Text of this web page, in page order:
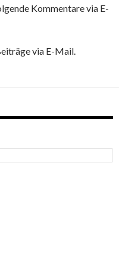
Kommentare via E-
via E-Mail.